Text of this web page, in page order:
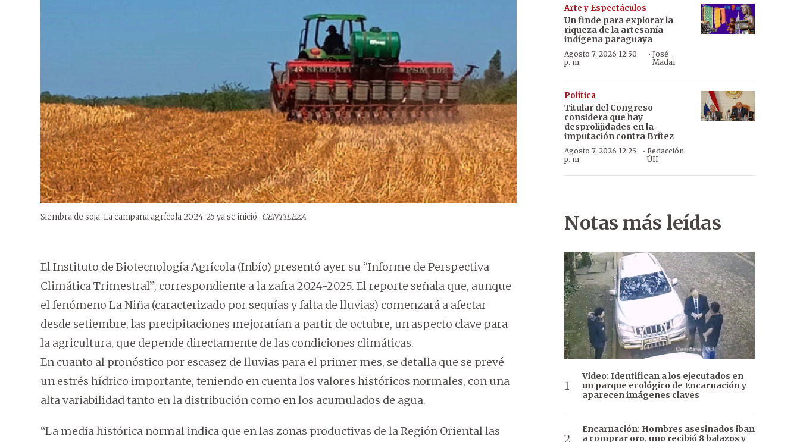
Siembra de soja. La campaña agrícola 2024-25 ya se inició. GENTILEZA
El Instituto de Biotecnología Agrícola (Inbío) presentó ayer su “Informe de Perspectiva
Climática Trimestral”, correspondiente a la zafra 2024-2025. El reporte señala que, aunque
el fenómeno La Niña (caracterizado por sequías y falta de lluvias) comenzará a afectar
desde setiembre, las precipitaciones mejorarían a partir de octubre, un aspecto clave para
la agricultura, que depende directamente de las condiciones climáticas.
En cuanto al pronóstico por escasez de lluvias para el primer mes, se detalla que se prevé
un estrés hídrico importante, teniendo en cuenta los valores históricos normales, con una
alta variabilidad tanto en la distribución como en los acumulados de agua.
“La media histórica normal indica que en las zonas productivas de la Región Oriental las
Arte y Espectáculos
Un finde para explorar la
riqueza de la artesanía
indígena paraguaya
Agosto 7, 2026 12:50
p. m.
·José
Madai
Política
Titular del Congreso
considera que hay
desprolijidades en la
imputación contra Brítez
Agosto 7, 2026 12:25
p. m.
· Redacción
ÚH
Notas más leídas
Video: Identifican a los ejecutados en
un parque ecológico de Encarnación y
aparecen imágenes claves
Encarnación: Hombres asesinados iban
a comprar oro, uno recibió 8 balazos y